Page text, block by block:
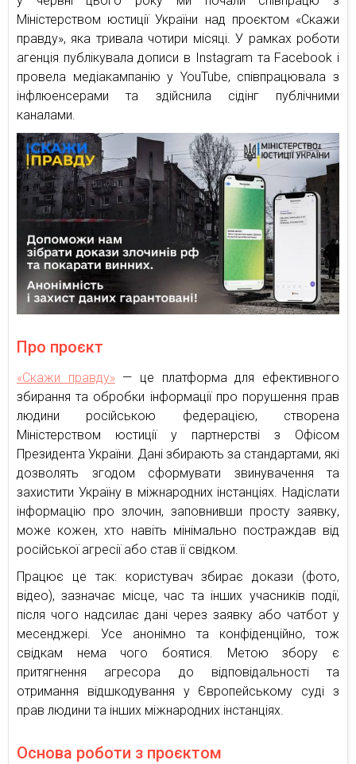
Міністерством юстиції України над проєктом «Скажи
правду», яка тривала чотири місяці. У рамках роботи
агенція публікувала дописи в Instagram та Facebook і
провела медіакампанію у YouTube, співпрацювала з
інфлюенсерами та здійснила сідінг публічними
каналами.
Про проєкт
«Скажи правду»— це платформа для ефективного
збирання та обробки інформації про порушення прав
людини російською федерацією, створена
Міністерством юстиції у партнерстві з Офісом
Президента України. Дані збирають за стандартами, які
дозволять згодом сформувати звинувачення та
захистити Україну в міжнародних інстанціях. Надіслати
інформацію про злочин, заповнивши просту заявку,
може кожен, хто навіть мінімально постраждав від
російської агресії або став її свідком.
Працює це так: користувач збирає докази (фото,
відео), зазначає місце, час та інших учасників події,
після чого надсилає дані через заявку або чатбот у
месенджері. Усе анонімно та конфіденційно, тож
свідкам нема чого боятися. Метою збору є
притягнення агресора до відповідальності та
отримання відшкодування у Європейському суді з
прав людини та інших міжнародних інстанціях.
Основа роботи з проєктом